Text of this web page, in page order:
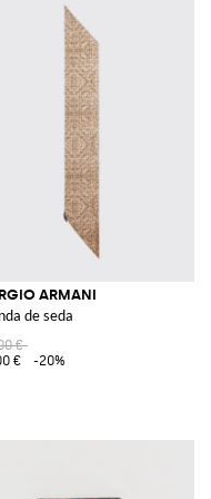
ARMANI
de seda
€
€
-20%